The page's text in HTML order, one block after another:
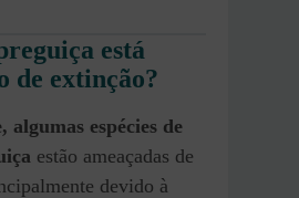
está
de extinção?
algumas espécies de
estão ameaçadas de
devido à